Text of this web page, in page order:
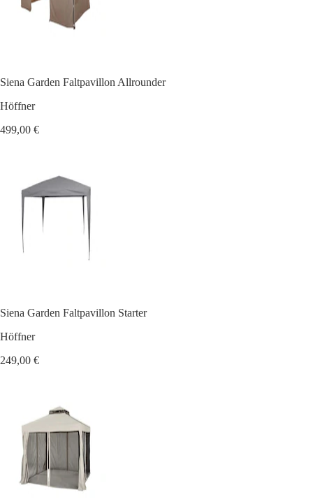
Siena Garden Faltpavillon Allrounder
Höffner
499,00 €
Siena Garden Faltpavillon Starter
Höffner
249,00 €